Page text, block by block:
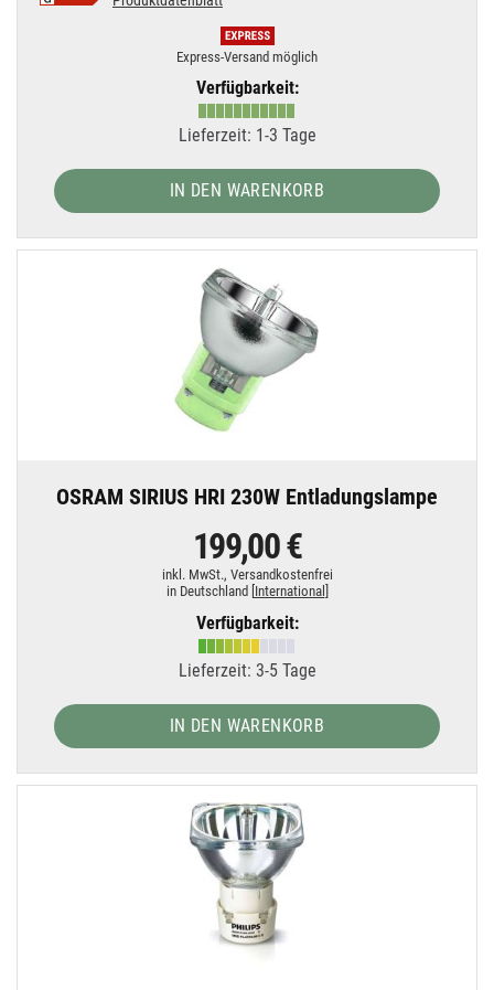
Express-Versand möglich
Verfügbarkeit:
Lieferzeit: 1-3 Tage
IN DEN WARENKORB
OSRAM SIRIUS HRI 230W Entladungslampe
199,00 €
inkl. MwSt., Versandkostenfrei
in Deutschland [ International
Verfügbarkeit:
Lieferzeit: 3-5 Tage
IN DEN WARENKORB